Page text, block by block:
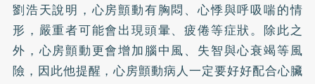
劉浩天說明，心房顫動有胸悶、心悸與呼吸喘的情
形，嚴重者可能會出現頭暈、疲倦等症狀。除此之
外，心房顫動更會增加腦中風、失智與心衰竭等風
險，因此他提醒，心房顫動病人一定要好好配合心臟